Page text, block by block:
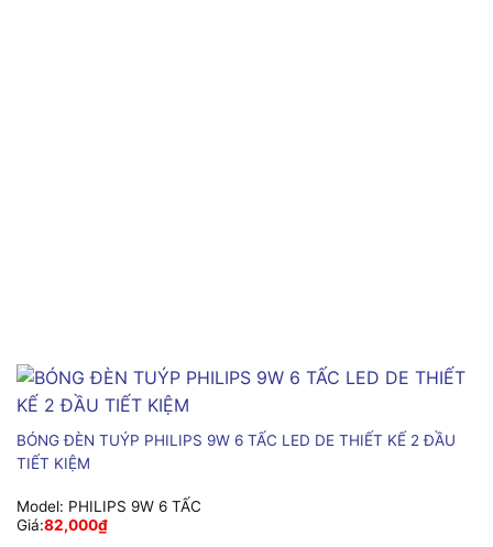
BÓNG ĐÈN TUÝP PHILIPS 9W 6 TẤC LED DE THIẾT KẾ 2 ĐẦU
TIẾT KIỆM
Model: PHILIPS 9W 6 TẤC
Giá:82,000₫